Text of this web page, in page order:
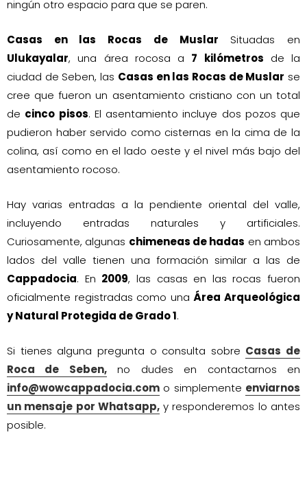
ningún otro espacio para que se paren.
Casas en las Rocas de Muslar Situadas en
Ulukayalar, una área rocosa a 7 kilómetros de la
ciudad de Seben, las Casas en las Rocas de Muslar se
cree que fueron un asentamiento cristiano con un total
de cinco pisos. El asentamiento incluye dos pozos que
pudieron haber servido como cisternas en la cima de la
colina, así como en el lado oeste y el nivel más bajo del
asentamiento rocoso.
Hay varias entradas a la pendiente oriental del valle,
incluyendo entradas naturales y artificiales.
Curiosamente, algunas chimeneas de hadas en ambos
lados del valle tienen una formación similar a las de
Cappadocia. En 2009, las casas en las rocas fueron
oficialmente registradas como unaÁrea Arqueológica
y Natural Protegida de Grado 1.
Si tienes alguna pregunta o consulta sobre Casas de
Roca de Seben,no dudes en contactarnos en
info@wowcappadocia.com o simplemente enviarnos
un mensaje por Whatsapp,y responderemos lo antes
posible.